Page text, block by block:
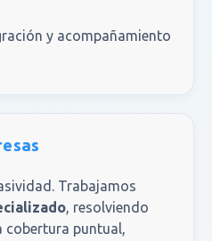
y acompañamiento
Trabajamos
, resolviendo
cobertura puntual,